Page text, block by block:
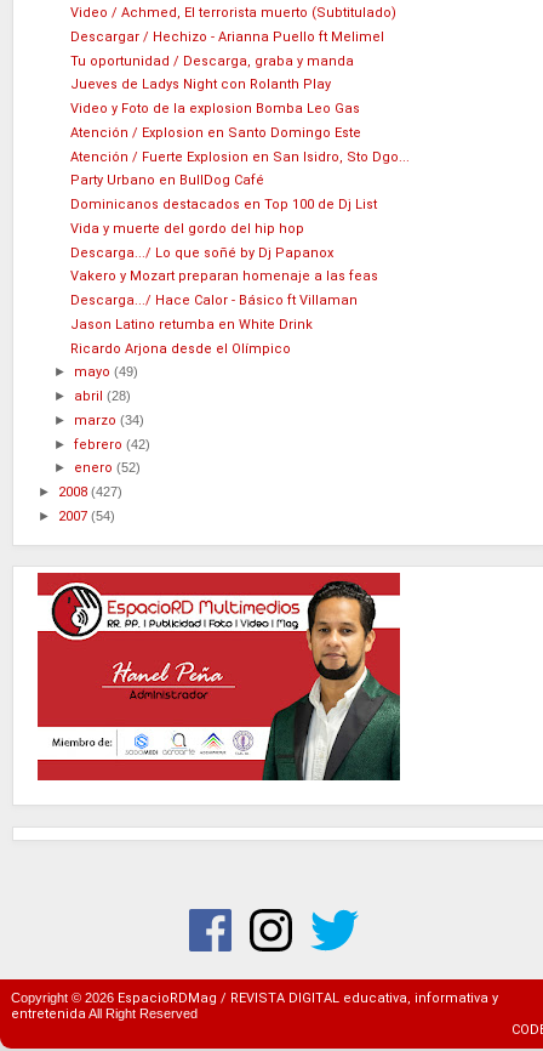
Video / Achmed, El terrorista muerto (Subtitulado)
Descargar / Hechizo - Arianna Puello ft Melimel
Tu oportunidad / Descarga, graba y manda
Jueves de Ladys Night con Rolanth Play
Video y Foto de la explosion Bomba Leo Gas
Atención / Explosion en Santo Domingo Este
Atención / Fuerte Explosion en San Isidro, Sto Dgo...
Party Urbano en BullDog Café
Dominicanos destacados en Top 100 de Dj List
Vida y muerte del gordo del hip hop
Descarga.../ Lo que soñé by Dj Papanox
Vakero y Mozart preparan homenaje a las feas
Descarga.../ Hace Calor - Básico ft Villaman
Jason Latino retumba en White Drink
Ricardo Arjona desde el Olímpico
► mayo(49)
► abril(28)
► marzo(34)
►febrero(42)
► enero(52)
► 2008 (427)
► 2007 (54)
Copyright © 2026 EspacioRDMag / REVISTA DIGITAL educativa, informativa y
entretenidaAll Right Reserved